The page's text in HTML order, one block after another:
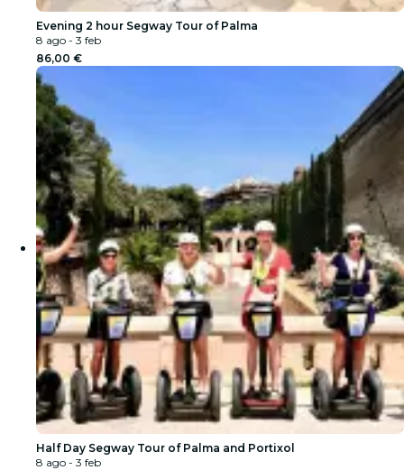
Evening 2 hour Segway Tour of Palma
8 ago - 3 feb
86,00 €
Half Day Segway Tour of Palma and Portixol
8 ago - 3 feb